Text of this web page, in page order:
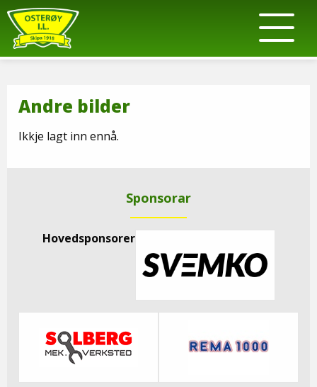
Andre bilder
Ikkje lagt inn ennå.
Sponsorar
Hovedsponsorer